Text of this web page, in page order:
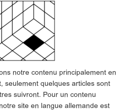
notre contenu principalement en
seulement quelques articles sont
suivront. Pour un contenu
site en langue allemande est